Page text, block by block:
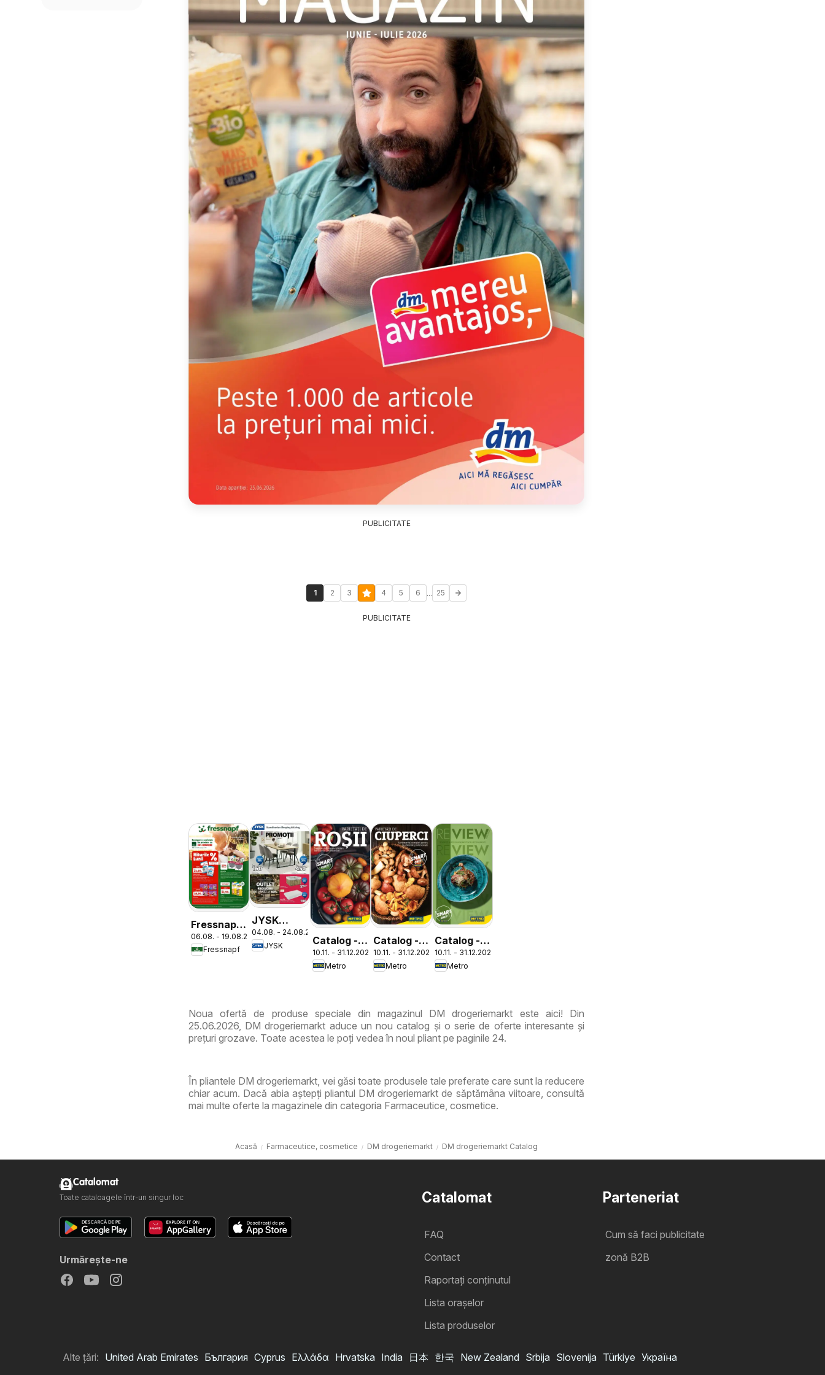
PUBLICITATE
1 2 3 4 5 6 ... 25
PUBLICITATE
Fressnapf
Catalog
06.08. - 19.08.2026
Fressnapf
JYSK
Catalog
04.08. - 24.08.2026
JYSK
Catalog -
Varietăți
de Roșii
10.11. - 31.12.2026
Metro
Catalog -
Varietăți
de Ciuperci
10.11. - 31.12.2026
Metro
Catalog -
ReView
Tendințe și
10.11. - 31.12.2026
Metro
Noua ofertă de produse speciale din magazinul DM drogeriemarkt este aici! Din
25.06.2026, DM drogeriemarkt aduce un nou catalog și o serie de oferte interesante și
prețuri grozave. Toate acestea le poți vedea în noul pliant pe paginile 24.
În pliantele DM drogeriemarkt, vei găsi toate produsele tale preferate care sunt la reducere
chiar acum. Dacă abia aștepți pliantul DM drogeriemarkt de săptămâna viitoare, consultă
mai multe oferte la magazinele din categoria Farmaceutice, cosmetice.
Acasă Farmaceutice, cosmetice DM drogeriemarkt DM drogeriemarkt Catalog
Catalomat
FAQ
Contact
Raportați conținutul
Lista oraşelor
Lista produselor
Parteneriat
Cum să faci publicitate
zonă B2B
Catalomat
Toate cataloagele într-un singur loc
Urmăreşte-ne
Alte țări: United Arab Emirates България Cyprus Ελλάδα Hrvatska India 日本 한국 New Zealand Srbija Slovenija Türkiye Україна